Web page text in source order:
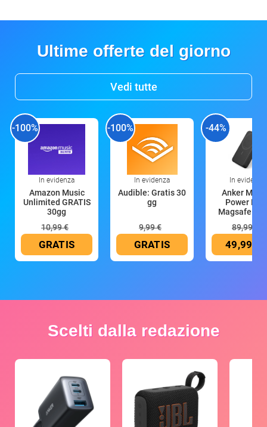
Ultime offerte del giorno
Vedi tutte
-100%
In evidenza
Amazon Music
Unlimited GRATIS
30gg
10,99 €
GRATIS
-100%
In evidenza
Audible: Gratis 30
gg
9,99 €
GRATIS
-44%
In evidenza
Anker
Power
Magsafe
89,99 €
49,99 €
Scelti dalla redazione